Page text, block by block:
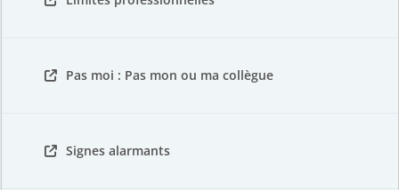
Pas moi : Pas mon ou ma collègue
Signes alarmants